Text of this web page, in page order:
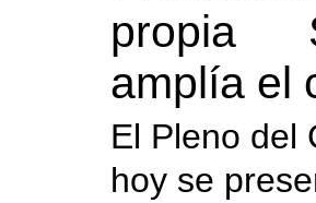
amplía el
El Pleno del
hoy se